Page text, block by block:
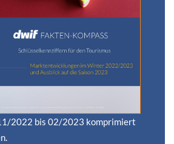
2022 bis 02/2023 komprimiert